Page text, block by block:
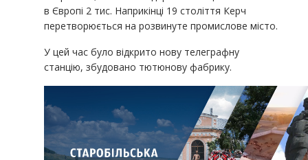
в Європі 2 тис. Наприкінці 19 століття Керч
перетворюється на розвинуте промислове місто.
У цей час було відкрито нову телеграфну
станцію, збудовано тютюнову фабрику.